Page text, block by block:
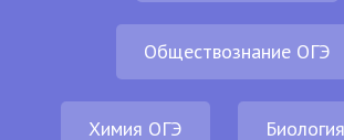
Обществознание ОГЭ
Химия ОГЭ